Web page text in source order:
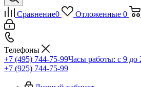
Сравнение0 Отложенные 0
Телефоны
+7 (495) 744-75-99Часы работы: c 9 до
+7 (925) 744-75-99